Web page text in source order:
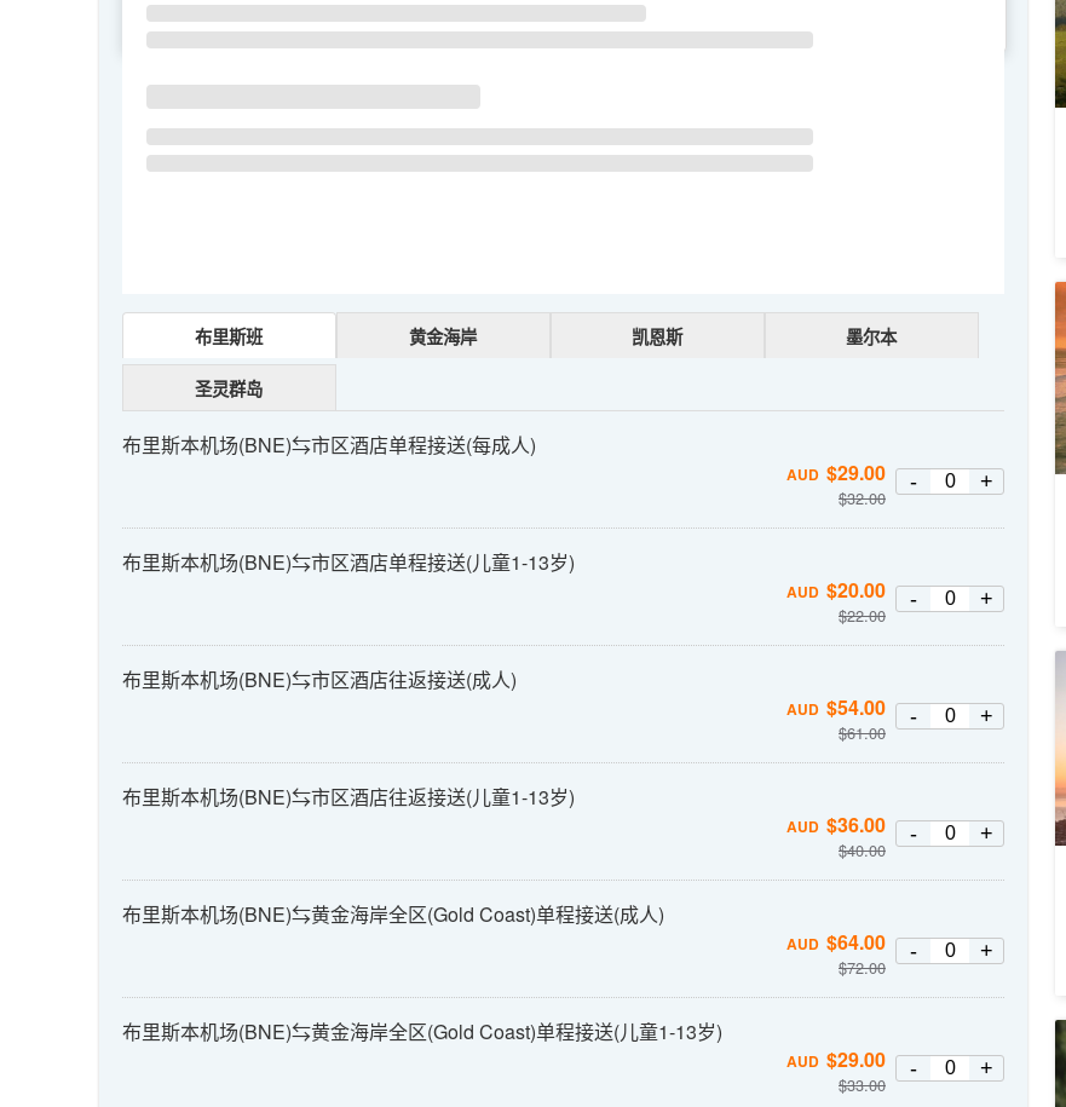
SU MO TU WE
布里斯班 黄金海岸 凯恩斯 墨尔本
圣灵群岛
布里斯本机场(BNE)⇆市区酒店单程接送(每成人)
AUD $29.00
$32.00
- +
布里斯本机场(BNE)⇆市区酒店单程接送(儿童1-13岁)
AUD $20.00
$22.00
- +
布里斯本机场(BNE)⇆市区酒店往返接送(成人)
AUD $54.00
$61.00
- +
布里斯本机场(BNE)⇆市区酒店往返接送(儿童1-13岁)
AUD $36.00
$40.00
- +
布里斯本机场(BNE)⇆黄金海岸全区(Gold Coast)单程接送(成人)
AUD $64.00
$72.00
- +
布里斯本机场(BNE)⇆黄金海岸全区(Gold Coast)单程接送(儿童1-13岁)
AUD $29.00
$33.00
- +